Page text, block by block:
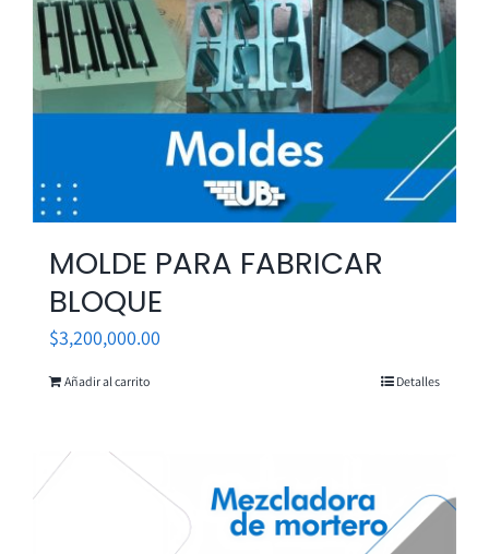
MOLDE PARA FABRICAR
BLOQUE
$3,200,000.00
Añadir al carrito Detalles